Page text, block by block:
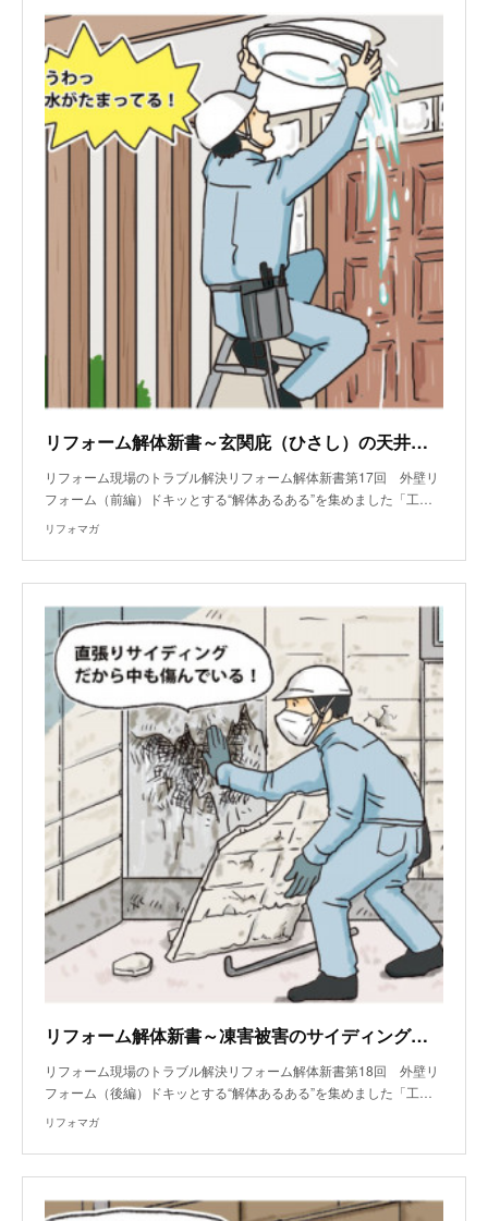
リフォーム解体新書～玄関庇（ひさし）の天井付けライトに水がたっぷり溜まっていた
リフォーム現場のトラブル解決リフォーム解体新書第17回 外壁リ
フォーム（前編）ドキッとする“解体あるある”を集めました「工…
リフォマガ
リフォーム解体新書～凍害被害のサイディングを剥がしたら、壁の中が真っ黒
リフォーム現場のトラブル解決リフォーム解体新書第18回 外壁リ
フォーム（後編）ドキッとする“解体あるある”を集めました「工…
リフォマガ